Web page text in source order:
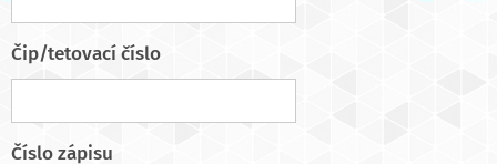
Čip/tetovací číslo
Číslo zápisu